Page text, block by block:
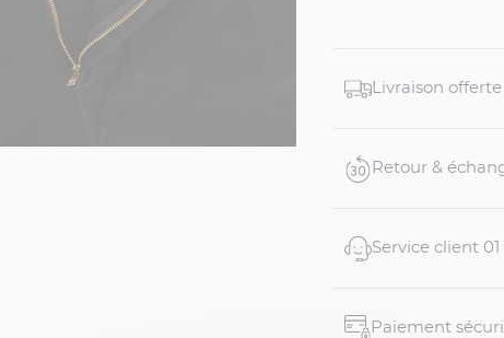
Livraison
Retour &
Service client
Paiement